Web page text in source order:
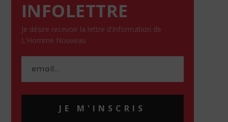
INFOLETTRE
Je désire recevoir la lettre d'information de
L'Homme Nouveau
JE M'INSCRIS